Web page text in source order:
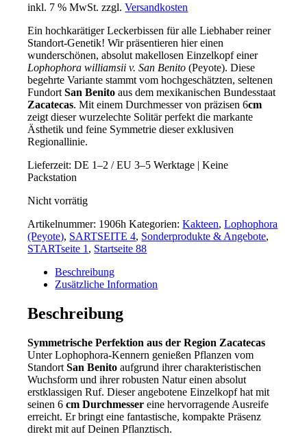
inkl. 7 % MwSt. zzgl.Versandkosten
Ein hochkarätiger Leckerbissen für alle Liebhaber reiner
Standort-Genetik! Wir präsentieren hier einen
wunderschönen, absolut makellosen Einzelkopf einer
Lophophora williamsii v. San Benito (Peyote). Diese
begehrte Variante stammt vom hochgeschätzten, seltenen
FundortSan Benito aus dem mexikanischen Bundesstaat
Zacatecas. Mit einem Durchmesser von präzisen 6cm
zeigt dieser wurzelechte Solitär perfekt die markante
Ästhetik und feine Symmetrie dieser exklusiven
Regionallinie.
Lieferzeit:DE 1–2 / EU 3–5 Werktage | Keine
Packstation
Nicht vorrätig
Artikelnummer: 1906h Kategorien:Kakteen,Lophophora
(Peyote), SARTSEITE 4, Sonderprodukte & Angebote,
STARTseite 1 , Startseite 88
Beschreibung
Zusätzliche Information
Beschreibung
Symmetrische Perfektion aus der Region Zacatecas
Unter Lophophora-Kennern genießen Pflanzen vom
StandortSan Benito aufgrund ihrer charakteristischen
Wuchsform und ihrer robusten Natur einen absolut
erstklassigen Ruf. Dieser angebotene Einzelkopf hat mit
seinen 6 cm Durchmesser eine hervorragende Ausreife
erreicht. Er bringt eine fantastische, kompakte Präsenz
direkt mit auf Deinen Pflanztisch.